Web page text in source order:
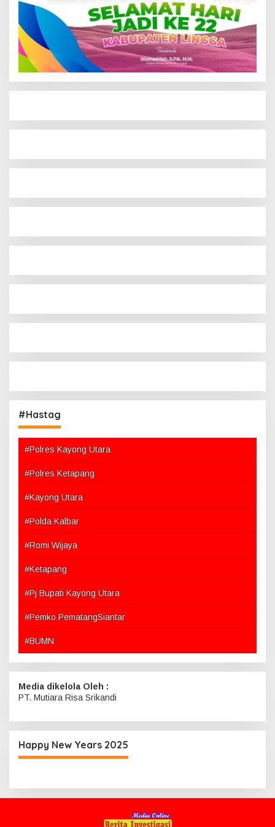
#Hastag
#Polres Kayong Utara
#Polres Ketapang
#Kayong Utara
#Polda Kalbar
#Romi Wijaya
#Ketapang
#Pj Bupati Kayong Utara
#Pemko PematangSiantar
#BUMN
Media dikelola Oleh :
PT. Mutiara Risa Srikandi
Happy New Years 2025